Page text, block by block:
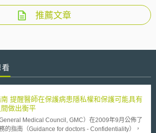
推薦文章
能具有
做出衡平
Medical Council, GMC）在2009年9月公佈了
的指南（Guidance for doctors - Confidentiality），